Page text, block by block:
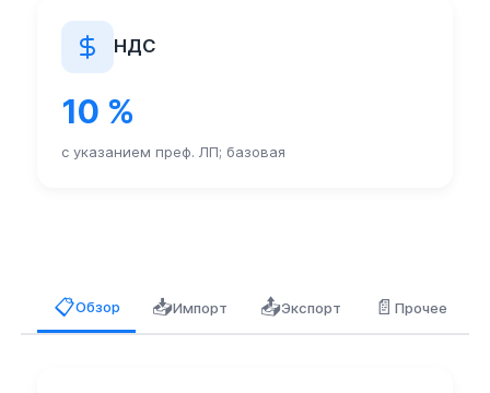
НДС
10 %
с указанием преф. ЛП; базовая
📋Обзор 📥Импорт 📤Экспорт 📄Прочее